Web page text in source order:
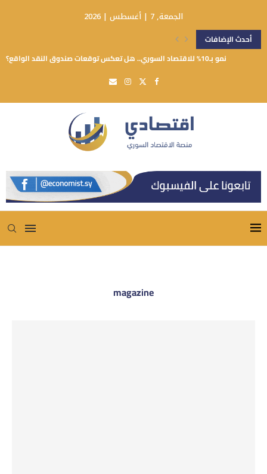
الجمعة, 7 | أغسطس | 2026
أحدث الإضافات
نمو بـ10% للاقتصاد السوري.. هل تعكس توقعات صندوق النقد الواقع؟
magazine